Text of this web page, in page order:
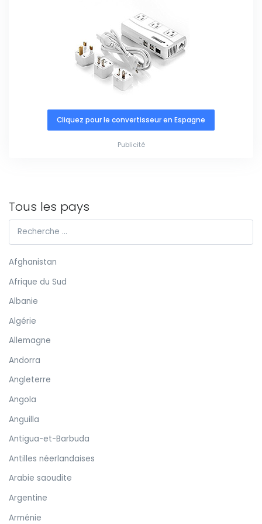
Cliquez pour le convertisseur en Espagne
Publicité
Tous les pays
Afghanistan
Afrique du Sud
Albanie
Algérie
Allemagne
Andorra
Angleterre
Angola
Anguilla
Antigua-et-Barbuda
Antilles néerlandaises
Arabie saoudite
Argentine
Arménie